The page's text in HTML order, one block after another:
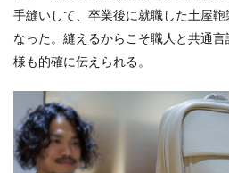
手縫いして、卒業後に就職した土屋
なった。縫えるからこそ職人と共通
様も的確に伝えられる。